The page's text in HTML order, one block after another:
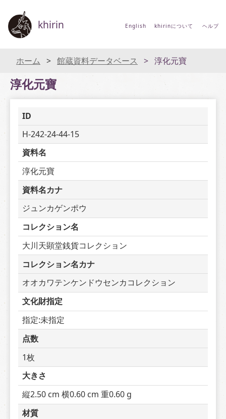
khirin English khirinについて ヘルプ
ホーム 館蔵資料データベース 淳化元寶
淳化元寶
ID
H-242-24-44-15
資料名
淳化元寶
資料名カナ
ジュンカゲンポウ
コレクション名
大川天顕堂銭貨コレクション
コレクション名カナ
オオカワテンケンドウセンカコレクション
文化財指定
指定:未指定
点数
1枚
大きさ
縦2.50 cm 横0.60 cm 重0.60 g
材質